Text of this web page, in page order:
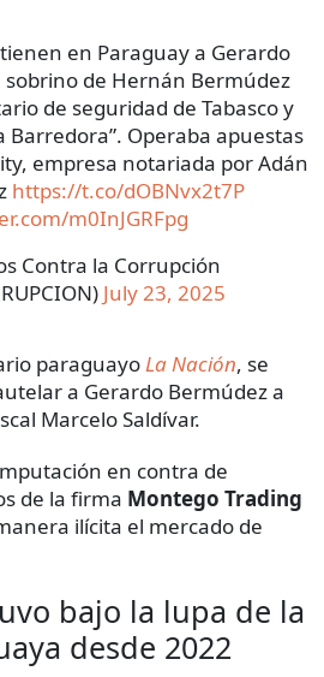
en Paraguay a Gerardo
de Hernán Bermúdez
de seguridad de Tabasco y
Barredora”. Operaba apuestas
empresa notariada por Adán
https://t.co/dOBNvx2t7P
m0InJGRFpg
Contra la Corrupción
July 23, 2025
paraguayoLa Nación, se
a Gerardo Bermúdez a
Marcelo Saldívar.
en contra de
de la firma Montego Trading
ilícita el mercado de
bajo la lupa de la
desde 2022